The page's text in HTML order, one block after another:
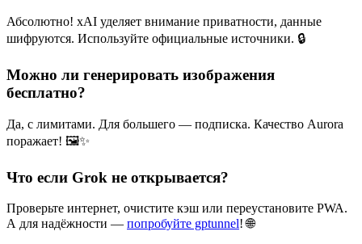
Абсолютно! xAI уделяет внимание приватности, данные
шифруются. Используйте официальные источники. 🔒
Можно ли генерировать изображения
бесплатно?
Да, с лимитами. Для большего — подписка. Качество Aurora
поражает! 🖼️✨
Что если Grok не открывается?
Проверьте интернет, очистите кэш или переустановите PWA.
А для надёжности — попробуйте gptunnel! 🌐